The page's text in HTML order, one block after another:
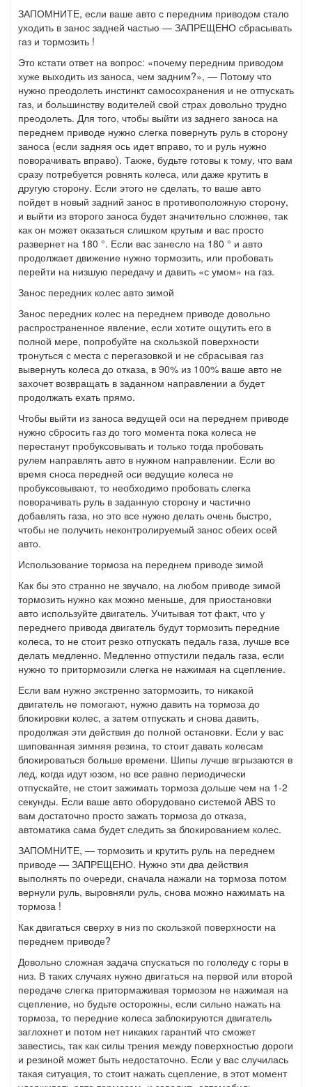
ЗАПОМНИТЕ, если ваше авто с передним приводом стало
уходить в занос задней частью — ЗАПРЕЩЕНО сбрасывать
газ и тормозить !
Это кстати ответ на вопрос: «почему передним приводом
хуже выходить из заноса, чем задним?», — Потому что
нужно преодолеть инстинкт самосохранения и не отпускать
газ, и большинству водителей свой ​​страх довольно трудно
преодолеть. Для того, чтобы выйти из заднего заноса на
переднем приводе нужно слегка повернуть руль в сторону
заноса (если задняя ось идет вправо, то и руль нужно
поворачивать вправо). Также, будьте готовы к тому, что вам
сразу потребуется ровнять колеса, или даже крутить в
другую сторону. Если этого не сделать, то ваше авто
пойдет в новый задний занос в противоположную сторону,
и выйти из второго заноса будет значительно сложнее, так
как он может оказаться слишком крутым и вас просто
развернет на 180 °. Если вас занесло на 180 ° и авто
продолжает движение нужно тормозить, или пробовать
перейти на низшую передачу и давить «с умом» на газ.
Занос передних колес авто зимой
Занос передних колес на переднем приводе довольно
распространенное явление, если хотите ощутить его в
полной мере, попробуйте на скользкой поверхности
тронуться с места с перегазовкой и не сбрасывая газ
вывернуть колеса до отказа, в 90% из 100% ваше авто не
захочет возвращать в заданном направлении а будет
продолжать ехать прямо.
Чтобы выйти из заноса ведущей оси на переднем приводе
нужно сбросить газ до того момента пока колеса не
перестанут пробуксовывать и только тогда пробовать
рулем направлять авто в нужном направлении. Если во
время сноса передней оси ведущие колеса не
пробуксовывают, то необходимо пробовать слегка
поворачивать руль в заданную сторону и частично
добавлять газа, но это все нужно делать очень быстро,
чтобы не получить неконтролируемый занос обеих осей
авто.
Использование тормоза на переднем приводе зимой
Как бы это странно не звучало, на любом приводе зимой
тормозить нужно как можно меньше, для приостановки
авто используйте двигатель. Учитывая тот факт, что у
переднего привода двигатель будут тормозить передние
колеса, то не стоит резко отпускать педаль газа, лучше все
делать медленно. Медленно отпустили педаль газа, если
нужно то притормозили слегка не нажимая на сцепление.
Если вам нужно экстренно затормозить, то никакой
двигатель не помогают, нужно давить на тормоза до
блокировки колес, а затем отпускать и снова давить,
продолжая эти действия до полной остановки. Если у вас
шипованная зимняя резина, то стоит давать колесам
блокироваться больше времени. Шипы лучше вгрызаются в
лед, когда идут юзом, но все равно периодически
отпускайте, не стоит зажимать тормоза дольше чем на 1-2
секунды. Если ваше авто оборудовано системой ABS то
вам достаточно просто зажать тормоза до отказа,
автоматика сама будет следить за блокированием колес.
ЗАПОМНИТЕ, — тормозить и крутить руль на переднем
приводе — ЗАПРЕЩЕНО. Нужно эти два действия
выполнять по очереди, сначала нажали на тормоза потом
вернули руль, выровняли руль, снова можно нажимать на
тормоза !
Как двигаться сверху в низ по скользкой поверхности на
переднем приводе?
Довольно сложная задача спускаться по гололеду с горы в
низ. В таких случаях нужно двигаться на первой или второй
передаче слегка притормаживая тормозом не нажимая на
сцепление, но будьте осторожны, если сильно нажать на
тормоза, то передние колеса заблокируются двигатель
заглохнет и потом нет никаких гарантий что сможет
завестись, так как силы трения между поверхностью дороги
и резиной может быть недостаточно. Если у вас случилась
такая ситуация, то стоит нажать сцепление, в этот момент